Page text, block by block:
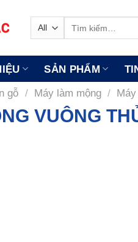
SẢN PHẨM
gỗ / Máy làm mộng /
VUÔNG